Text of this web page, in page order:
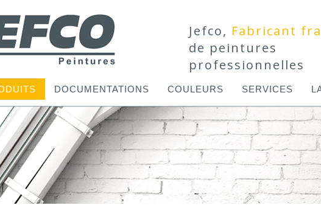
Jefco, Fabricant
de peintures
professionnelles
DOCUMENTATIONS COULEURS SERVICES